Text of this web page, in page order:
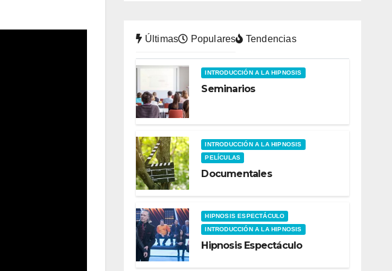
Últimas Populares Tendencias
INTRODUCCIÓN A LA HIPNOSIS
Seminarios
INTRODUCCIÓN A LA HIPNOSIS
PELÍCULAS
Documentales
HIPNOSIS ESPECTÁCULO
INTRODUCCIÓN A LA HIPNOSIS
Hipnosis Espectáculo